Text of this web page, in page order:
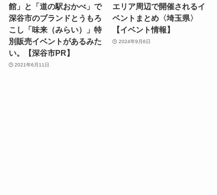
館」と「道の駅おかべ」で
深谷市のブランドとうもろ
こし「味来（みらい）」特
別販売イベントがあるみた
い。【深谷市PR】
2021年6月11日
エリア周辺で開催されるイ
ベントまとめ〈埼玉県〉
【イベント情報】
2024年9月6日